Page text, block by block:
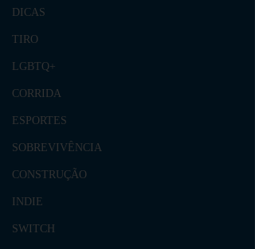
DICAS
TIRO
LGBTQ+
CORRIDA
ESPORTES
SOBREVIVÊNCIA
CONSTRUÇÃO
INDIE
SWITCH